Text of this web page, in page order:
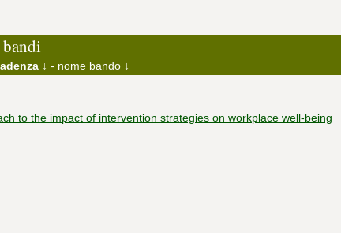
↓ - nome bando ↓
to the impact of intervention strategies on workplace well-being